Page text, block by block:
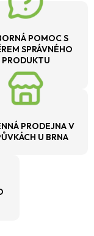
POMOC S
SPRÁVNÉHO
PRODUKTU
PRODEJNA V
U BRNA